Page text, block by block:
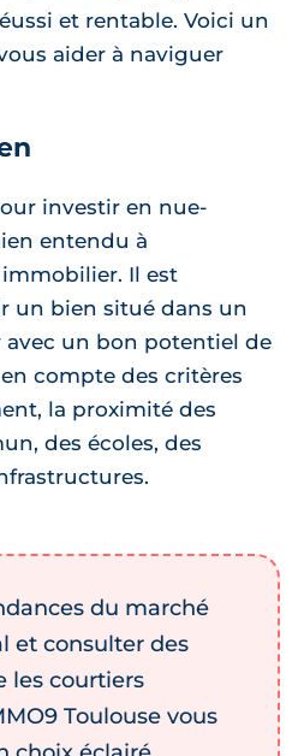
et rentable. Voici un
aider à naviguer
investir en nue-
entendu à
Il est
un bien situé dans un
un bon potentiel de
compte des critères
la proximité des
des écoles, des
du marché
et consulter des
les courtiers
Toulouse vous